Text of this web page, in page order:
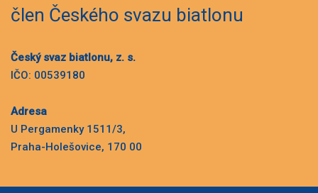
člen Českého svazu biatlonu
Český svaz biatlonu, z. s.
IČO: 00539180
Adresa
U Pergamenky 1511/3,
Praha-Holešovice, 170 00